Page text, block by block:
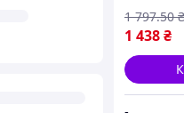
размер
1 438₴
1 797.50 ₴